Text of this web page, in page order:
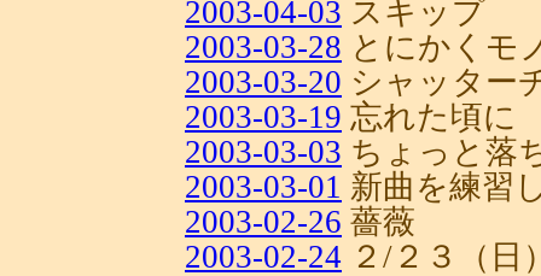
2003-04-03 スキップ
2003-03-28 とにかくモ
2003-03-20 シャッター
2003-03-19 忘れた頃に
2003-03-03 ちょっと落
2003-03-01 新曲を練習
2003-02-26 薔薇
2003-02-24 ２/２３（日